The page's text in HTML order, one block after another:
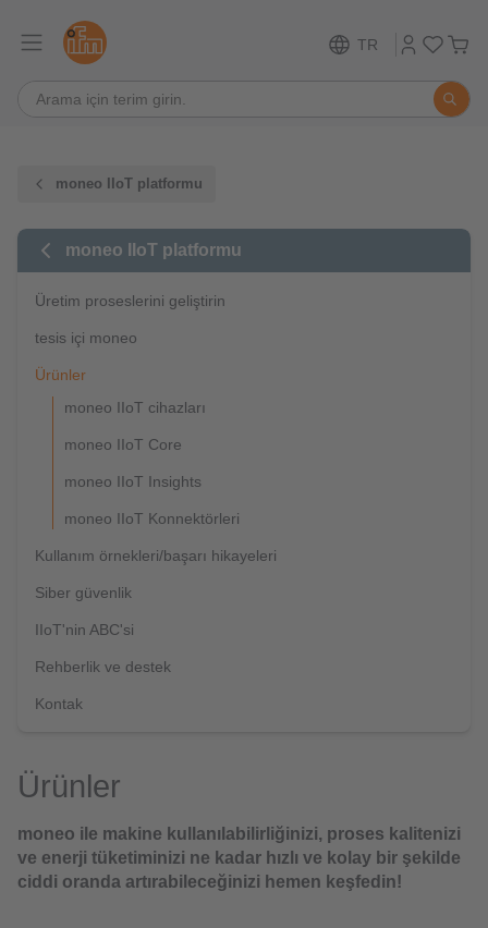
TR
moneo IIoT platformu
moneo IIoT platformu
Üretim proseslerini geliştirin
tesis içi moneo
Ürünler
moneo IIoT cihazları
moneo IIoT Core
moneo IIoT Insights
moneo IIoT Konnektörleri
Kullanım örnekleri/başarı hikayeleri
Siber güvenlik
IIoT'nin ABC'si
Rehberlik ve destek
Kontak
Ürünler
moneo ile makine kullanılabilirliğinizi, proses kalitenizi
ve enerji tüketiminizi ne kadar hızlı ve kolay bir şekilde
ciddi oranda artırabileceğinizi hemen keşfedin!